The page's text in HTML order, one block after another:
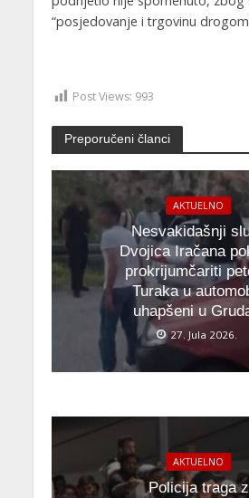
“posjedovanje i trgovinu
Post Views: 993
Preporučeni članci
AKTUELNO
Nesvakidašnji
Dvojica Iračana
prokrijumčariti
Turaka u
uhapšeni u
27. Jula 2026.
AKTUELNO
Policija traga